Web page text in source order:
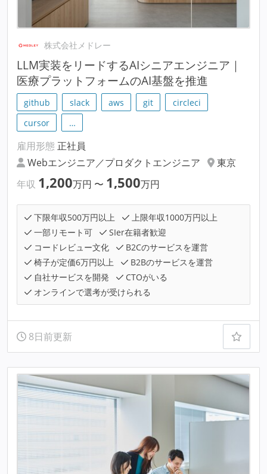
株式会社メドレー
LLM実装をリードするAIシニアエンジニア｜
医療プラットフォームのAI基盤を推進
github slack aws git
circleci
cursor
…
雇用形態 正社員
Webエンジニア／プロダクトエンジニア
東京
年収 1,200万円 〜 1,500万円
下限年収500万円以上
上限年収1000万円以上
一部リモート可
SIer在籍者歓迎
コードレビュー文化
B2Cのサービスを運営
椅子が定価6万円以上
B2Bのサービスを運営
自社サービスを開発
CTOがいる
オンラインで選考が受けられる
8日前更新